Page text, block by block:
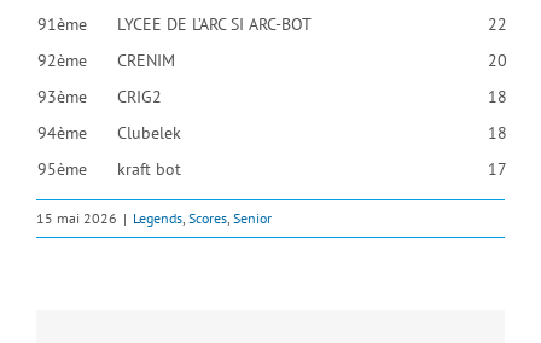
91ème
LYCEE DE L’ARC SI ARC-BOT
22
92ème
CRENIM
20
93ème
CRIG2
18
94ème
Clubelek
18
95ème
kraft bot 17
15 mai 2026 | Legends Scores Senior